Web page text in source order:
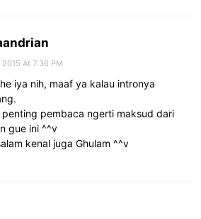
2015 At 7:36 PM
iya nih, maaf ya kalau intronya
penting pembaca ngerti maksud dari
gue ini ^^v
kenal juga Ghulam ^^v